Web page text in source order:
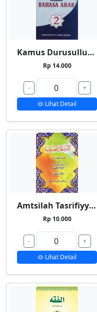
Kamus Durusullughah 2
Rp 14.000
-
+
Lihat Detail
Amtsilah Tasrifiyyah Besar
Rp 10.000
-
+
Lihat Detail